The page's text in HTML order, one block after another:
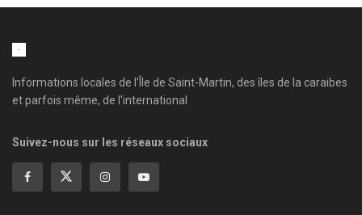
Informations locales de l'Île de Saint-Martin, des îles de la caraibes
et parfois même, de l'international
Suivez-nous sur les réseaux sociaux